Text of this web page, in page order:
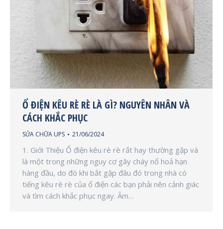
Ổ ĐIỆN KÊU RÈ RÈ LÀ GÌ? NGUYÊN NHÂN VÀ
CÁCH KHẮC PHỤC
SỬA CHỮA UPS 21/06/2024
1. Giới Thiệu Ổ điện kêu rè rè rất hay thường gặp và
là một trong những nguy cơ gây cháy nổ hoả hạn
hàng đầu, do đó khi bắt gặp đâu đó trong nhà có
tiếng kêu rè rè của ổ điện các bạn phải nên cảnh giác
và tìm cách khắc phục ngay. Âm…